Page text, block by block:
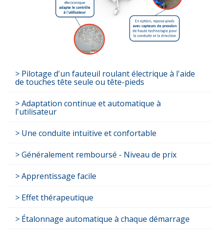
Pilotage d'un fauteuil roulant électrique à l'aide
de touches tête seule ou tête-pieds
Adaptation continue et automatique à
l'utilisateur
Une conduite intuitive et confortable
Généralement remboursé - Niveau de prix
Apprentissage facile
Effet thérapeutique
Étalonnage automatique à chaque démarrage